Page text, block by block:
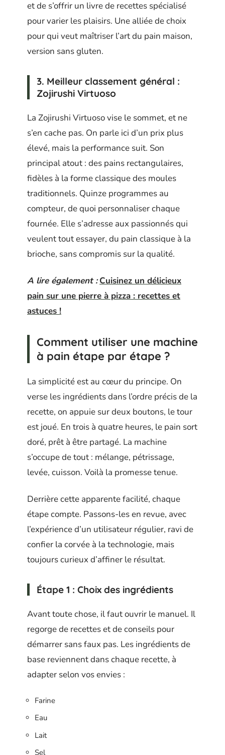
et de s’offrir un livre de recettes spécialisé
pour varier les plaisirs. Une alliée de choix
pour qui veut maîtriser l’art du pain maison,
version sans gluten.
3. Meilleur classement général :
Zojirushi Virtuoso
La Zojirushi Virtuoso vise le sommet, et ne
s’en cache pas. On parle ici d’un prix plus
élevé, mais la performance suit. Son
principal atout : des pains rectangulaires,
fidèles à la forme classique des moules
traditionnels. Quinze programmes au
compteur, de quoi personnaliser chaque
fournée. Elle s’adresse aux passionnés qui
veulent tout essayer, du pain classique à la
brioche, sans compromis sur la qualité.
A lire également : Cuisinez un délicieux
pain sur une pierre à pizza : recettes et
astuces !
Comment utiliser une machine
à pain étape par étape ?
La simplicité est au cœur du principe. On
verse les ingrédients dans l’ordre précis de la
recette, on appuie sur deux boutons, le tour
est joué. En trois à quatre heures, le pain sort
doré, prêt à être partagé. La machine
s’occupe de tout : mélange, pétrissage,
levée, cuisson. Voilà la promesse tenue.
Derrière cette apparente facilité, chaque
étape compte. Passons-les en revue, avec
l’expérience d’un utilisateur régulier, ravi de
confier la corvée à la technologie, mais
toujours curieux d’affiner le résultat.
Étape 1 : Choix des ingrédients
Avant toute chose, il faut ouvrir le manuel. Il
regorge de recettes et de conseils pour
démarrer sans faux pas. Les ingrédients de
base reviennent dans chaque recette, à
adapter selon vos envies :
Farine
Eau
Lait
Sel